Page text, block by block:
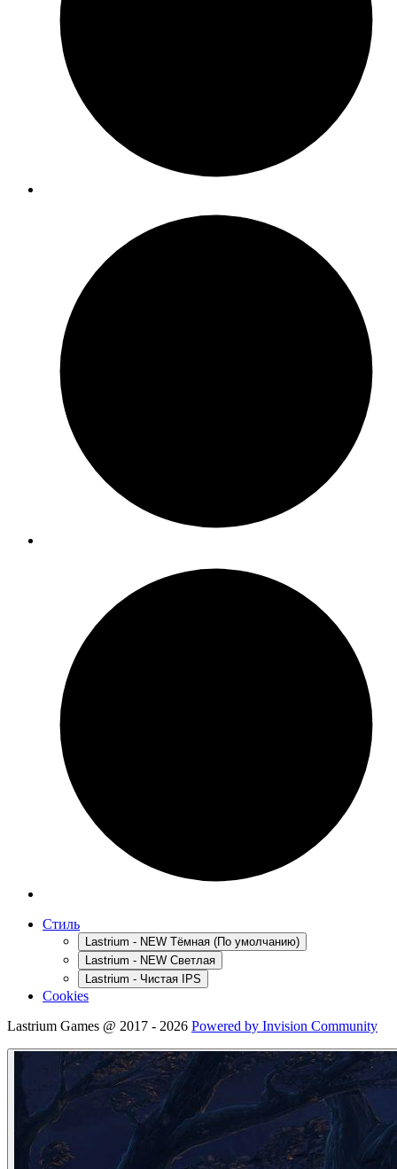
Стиль
Lastrium - NEW Тёмная (По умолчанию)
Lastrium - NEW Светлая
Lastrium - Чистая IPS
Cookies
Lastrium Games @ 2017 - 2026 Powered by Invision Community